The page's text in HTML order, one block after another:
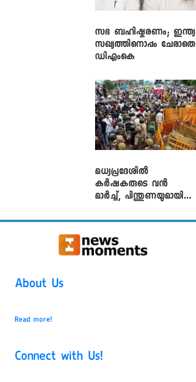
സഭ ബഹിഷ്കരണം; ഇന്ത്യ
സഖ്യത്തിനൊപ്പം ചേരാതെ
ഡിഎംകെ
മധ്യപ്രദേശിൽ
കർഷകരുടെ വൻ
മാർച്ച്, പിന്തുണയുമായി
About Us
Read more!
Connect with Us!